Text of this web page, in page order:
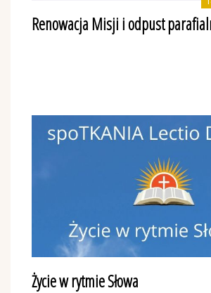
Renowacja Misji i odpust
Życie w rytmie Słowa